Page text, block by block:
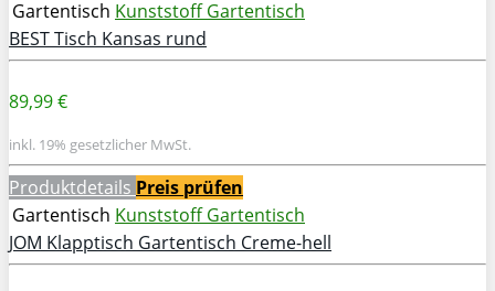
Gartentisch Kunststoff Gartentisch
BEST Tisch Kansas rund
89,99 €
inkl. 19% gesetzlicher MwSt.
Produktdetails Preis prüfen
Gartentisch Kunststoff Gartentisch
JOM Klapptisch Gartentisch Creme-hell